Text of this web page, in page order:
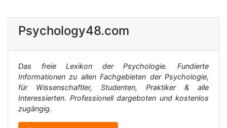
Psychology48.com
Das freie Lexikon der Psychologie. Fundierte
Informationen zu allen Fachgebieten der Psychologie,
für Wissenschaftler, Studenten, Praktiker & alle
Interessierten. Professionell dargeboten und kostenlos
zugängig.